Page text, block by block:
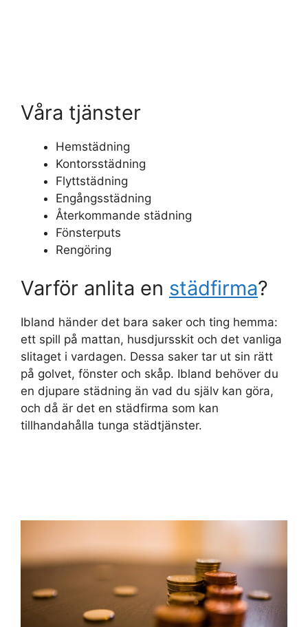
Våra tjänster
Hemstädning
Kontorsstädning
Flyttstädning
Engångsstädning
Återkommande städning
Fönsterputs
Rengöring
Varför anlita en städfirma?
Ibland händer det bara saker och ting hemma:
ett spill på mattan, husdjursskit och det vanliga
slitaget i vardagen. Dessa saker tar ut sin rätt
på golvet, fönster och skåp. Ibland behöver du
en djupare städning än vad du själv kan göra,
och då är det en städfirma som kan
tillhandahålla tunga städtjänster.